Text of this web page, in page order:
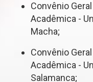
Convênio
Acadêmica -
Macha;
Convênio
Acadêmica -
Salamanca;